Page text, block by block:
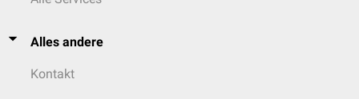
Alles andere
Kontakt